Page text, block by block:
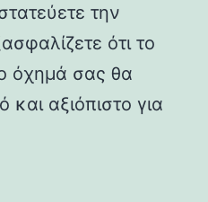
την
ότι το
όχημά σας θα
και αξιόπιστο για